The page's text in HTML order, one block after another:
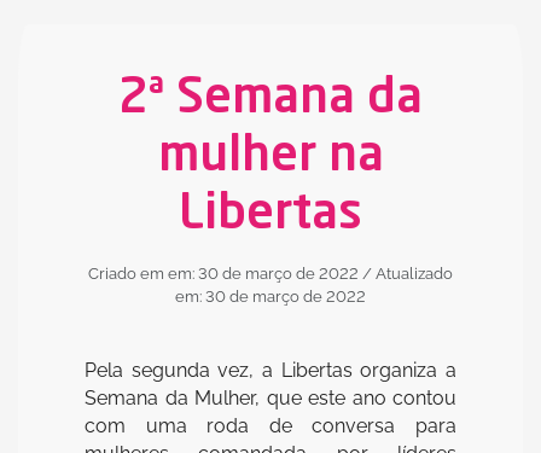
2ª Semana da
mulher na
Libertas
Criado em em: 30 de março de 2022 / Atualizado
em: 30 de março de 2022
Pela segunda vez, a Libertas organiza a
Semana da Mulher, que este ano contou
com uma roda de conversa para